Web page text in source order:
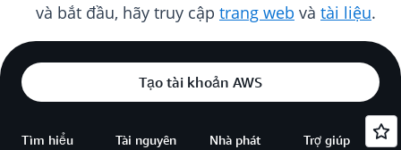
và bắt đầu, hãy truy cập trang web và tài liệu.
Tạo tài khoản AWS
Tìm hiểu Tài nguyên
Nhà phát
Trợ giúp